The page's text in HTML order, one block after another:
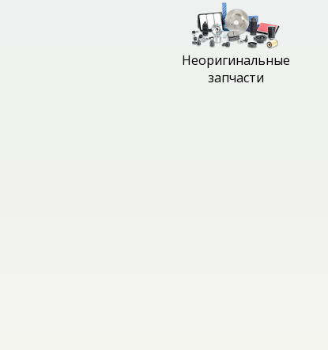
Неоригинальные
запчасти